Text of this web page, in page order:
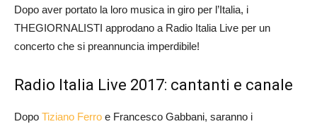
Dopo aver portato la loro musica in giro per l’Italia, i
THEGIORNALISTI approdano a Radio Italia Live per un
concerto che si preannuncia imperdibile!
Radio Italia Live 2017: cantanti e canale
Dopo Tiziano Ferro e Francesco Gabbani, saranno i